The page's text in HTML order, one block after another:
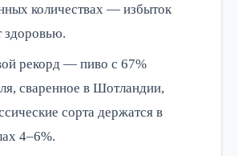
количествах — избыток
здоровью.
рекорд — пиво с 67%
сваренное в Шотландии,
сорта держатся в
4–6%.